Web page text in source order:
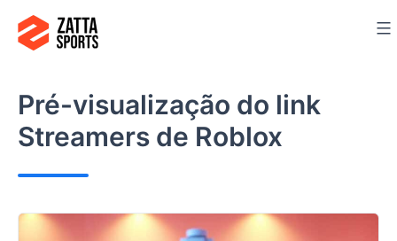
para
conteúdo
Pré-visualização do link
Streamers de Roblox